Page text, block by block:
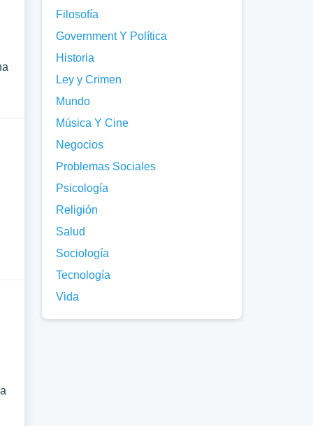
Filosofía
Government Y Política
Historia
Ley y Crimen
Mundo
Música Y Cine
Negocios
Problemas Sociales
Psicología
Religión
Salud
Sociología
Tecnología
Vida